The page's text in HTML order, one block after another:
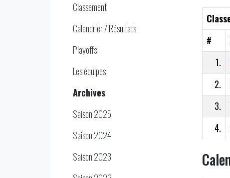
Classement
Calendrier / Résultats
Playoffs
Les équipes
Archives
Saison 2025
Saison 2024
Saison 2023
#
1.
2.
3.
4.